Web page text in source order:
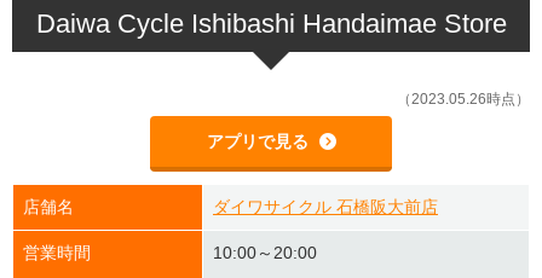
Daiwa Cycle Ishibashi Handaimae Store
（2023.05.26時点）
アプリで見る
店舗名 ダイワサイクル 石橋阪大前店
営業時間 10:00～20:00